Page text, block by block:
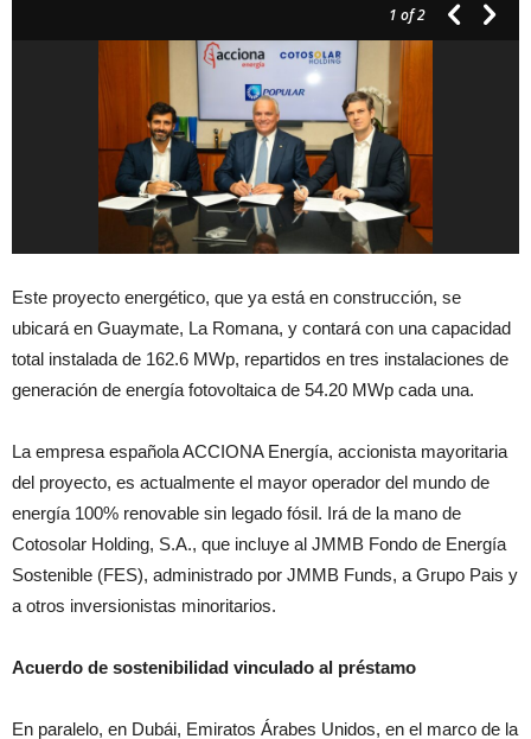
1 of 2
Este proyecto energético, que ya está en construcción, se
ubicará en Guaymate, La Romana, y contará con una capacidad
total instalada de 162.6 MWp, repartidos en tres instalaciones de
generación de energía fotovoltaica de 54.20 MWp cada una.
La empresa española ACCIONA Energía, accionista mayoritaria
del proyecto, es actualmente el mayor operador del mundo de
energía 100% renovable sin legado fósil. Irá de la mano de
Cotosolar Holding, S.A., que incluye al JMMB Fondo de Energía
Sostenible (FES), administrado por JMMB Funds, a Grupo Pais y
a otros inversionistas minoritarios.
Acuerdo de sostenibilidad vinculado al préstamo
En paralelo, en Dubái, Emiratos Árabes Unidos, en el marco de la